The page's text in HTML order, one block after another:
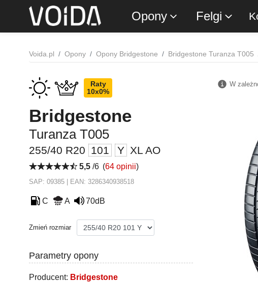
Opony Felgi
Voida.pl Opony Opony Bridgestone Bridgestone Turanza T005
Raty
10x0%
Bridgestone
Turanza T005
255/40 R20 101 Y XL AO
5,5 /6 (64 opinii)
SAP: 09385 | EAN: 3286340938518
C A 70dB
Zmień rozmiar
Parametry opony
Producent: Bridgestone
W